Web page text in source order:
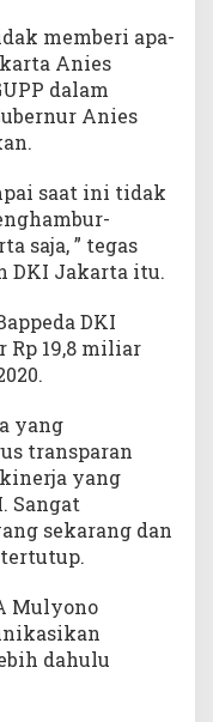
memberi apa-
Anies
dalam
Anies
saat ini tidak
saja, ” tegas
DKI Jakarta itu.
DKI
Rp 19,8 miliar
yang
transparan
yang
Sangat
sekarang dan
Mulyono
dahulu